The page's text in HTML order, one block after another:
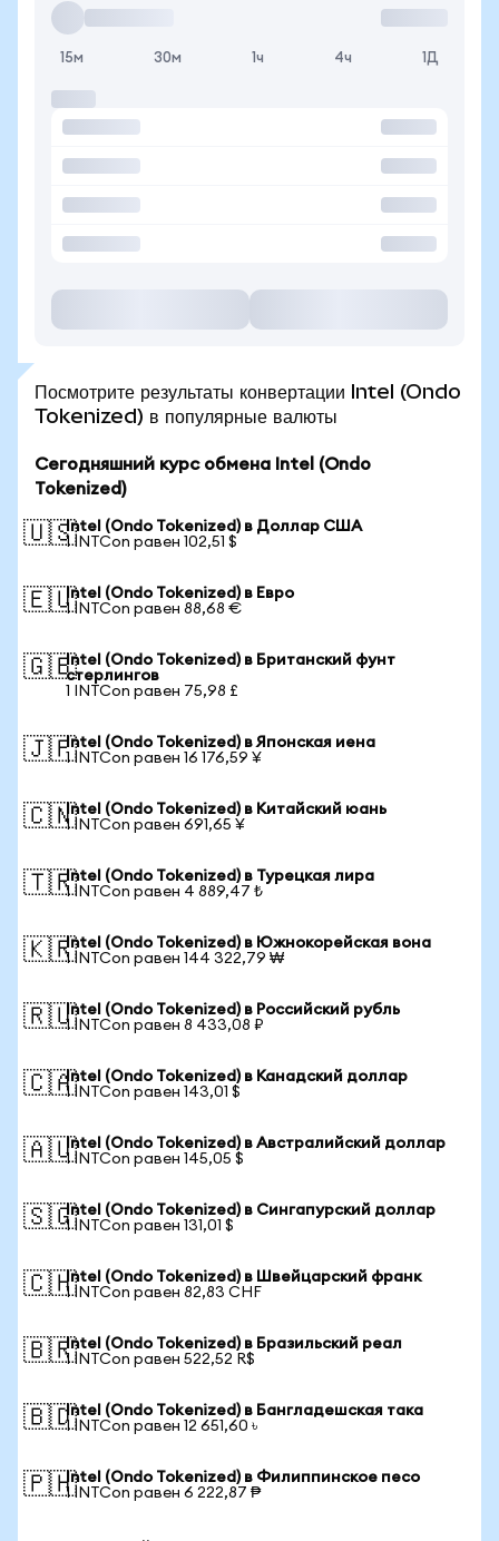
15м 30м 1ч 4ч 1Д
Посмотрите результаты конвертации Intel (Ondo
Tokenized) в популярные валюты
Сегодняшний курс обмена Intel (Ondo
Tokenized)
🇺🇸Intel (Ondo Tokenized) в Доллар США
1 INTCon равен 102,51 $
🇪🇺Intel (Ondo Tokenized) в Евро
1 INTCon равен 88,68 €
🇬🇧Intel (Ondo Tokenized) в Британский фунт
стерлингов
1 INTCon равен 75,98 £
🇯🇵Intel (Ondo Tokenized) в Японская иена
1 INTCon равен 16 176,59 ¥
🇨🇳Intel (Ondo Tokenized) в Китайский юань
1 INTCon равен 691,65 ¥
🇹🇷Intel (Ondo Tokenized) в Турецкая лира
1 INTCon равен 4 889,47 ₺
🇰🇷Intel (Ondo Tokenized) в Южнокорейская вона
1 INTCon равен 144 322,79 ₩
🇷🇺Intel (Ondo Tokenized) в Российский рубль
1 INTCon равен 8 433,08 ₽
🇨🇦Intel (Ondo Tokenized) в Канадский доллар
1 INTCon равен 143,01 $
🇦🇺Intel (Ondo Tokenized) в Австралийский доллар
1 INTCon равен 145,05 $
🇸🇬Intel (Ondo Tokenized) в Сингапурский доллар
1 INTCon равен 131,01 $
🇨🇭Intel (Ondo Tokenized) в Швейцарский франк
1 INTCon равен 82,83 CHF
🇧🇷Intel (Ondo Tokenized) в Бразильский реал
1 INTCon равен 522,52 R$
🇧🇩Intel (Ondo Tokenized) в Бангладешская така
1 INTCon равен 12 651,60 ৳
🇵🇭Intel (Ondo Tokenized) в Филиппинское песо
1 INTCon равен 6 222,87 ₱